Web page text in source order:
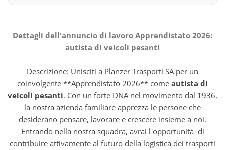
Dettagli dell'annuncio di lavoro Apprendistato 2026:
autista di veicoli pesanti
Descrizione: Unisciti a Planzer Trasporti SA per un
coinvolgente **Apprendistato 2026** come autista di
veicoli pesanti. Con un forte DNA nel movimento dal 1936,
la nostra azienda familiare apprezza le persone che
desiderano pensare, lavorare e crescere insieme a noi.
Entrando nella nostra squadra, avrai l`opportunitá di
contribuire attivamente al futuro della logistica dei trasporti